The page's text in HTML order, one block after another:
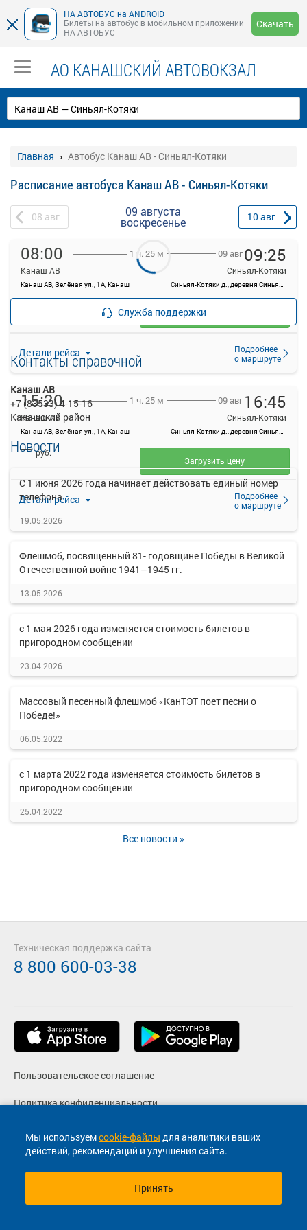
НА АВТОБУС на ANDROID
Билеты на автобус в мобильном приложении
НА АВТОБУС
Скачать
АО КАНАШСКИЙ АВТОВОКЗАЛ
Главная Автобус Канаш АВ - Синьял-Котяки
Расписание автобуса Канаш АВ - Синьял-Котяки
08 авг 09 августа
воскресенье 10авг
08:00
Канаш АВ
Канаш АВ, Зелёная ул., 1А, Канаш
1 ч. 25 м 09 авг09:25
Синьял-Котяки
Синьял-Котяки д., деревня Синьял-Котяки, Россия
Детали рейса
Подробнее
о маршруте
—
Загрузить цену
15:20
Канаш АВ
Канаш АВ, Зелёная ул., 1А, Канаш
1 ч. 25 м 09 авг 16:45
Синьял-Котяки
Синьял-Котяки д., деревня Синьял-Котяки, Россия
Детали рейса
Подробнее
о маршруте
— руб.
Загрузить цену
Служба поддержки
Контакты справочной
Канаш АВ
+7 (83533) 4-15-16
Канашский район
Новости
C 1 июня 2026 года начинает действовать единый номер
телефона
19.05.2026
Флешмоб, посвященный 81- годовщине Победы в Великой
Отечественной войне 1941–1945 гг.
13.05.2026
с 1 мая 2026 года изменяется стоимость билетов в
пригородном сообщении
23.04.2026
Массовый песенный флешмоб «КанТЭТ поет песни о
Победе!»
06.05.2022
с 1 марта 2022 года изменяется стоимость билетов в
пригородном сообщении
25.04.2022
Все новости »
Мы используемcookie-файлы для аналитики ваших
действий, рекомендаций и улучшения сайта.
Принять
Пользовательское соглашение
Политика конфиденциальности
Согласие на маркетинговые сообщения
Техническая поддержка сайта
8 800 600-03-38
© 2013-2026, ООО "Капитал"- Онлайн сервис продажи